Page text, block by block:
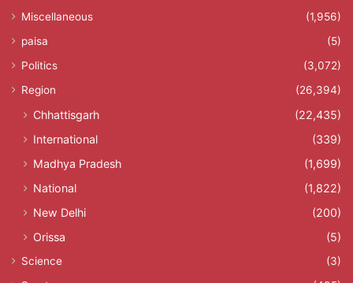
Miscellaneous
(1,956)
paisa
(5)
Politics
(3,072)
Region
(26,394)
Chhattisgarh
(22,435)
International
(339)
Madhya Pradesh
(1,699)
National
(1,822)
New Delhi
(200)
Orissa
(5)
Science
(3)